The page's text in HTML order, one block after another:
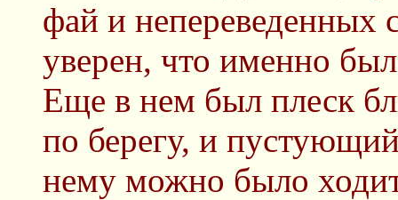
фай и
уверен, что именно
Еще в нем был плеск
по берегу, и
нему можно было